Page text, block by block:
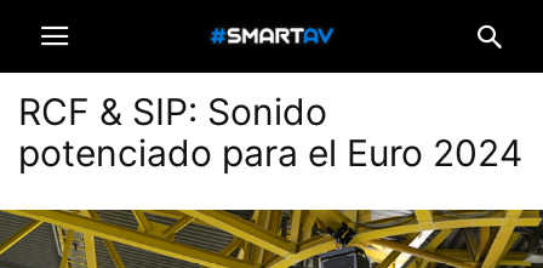
RCF & SIP: Sonido
potenciado para el Euro 2024